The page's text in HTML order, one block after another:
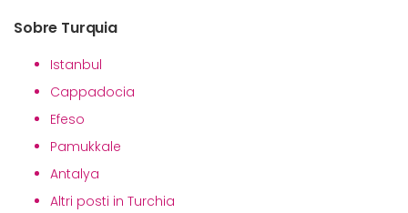
Sobre Turquia
Istanbul
Cappadocia
Efeso
Pamukkale
Antalya
Altri posti in Turchia